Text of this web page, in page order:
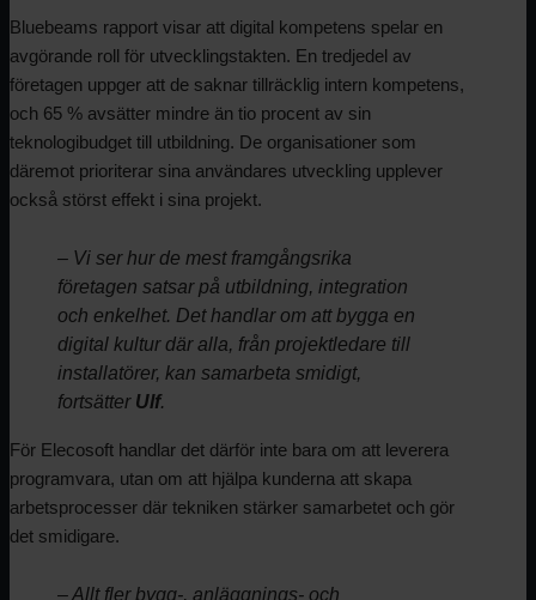
Bluebeams rapport visar att digital kompetens spelar en
avgörande roll för utvecklingstakten. En tredjedel av
företagen uppger att de saknar tillräcklig intern kompetens,
och 65 % avsätter mindre än tio procent av sin
teknologibudget till utbildning. De organisationer som
däremot prioriterar sina användares utveckling upplever
också störst effekt i sina projekt.
– Vi ser hur de mest framgångsrika
företagen satsar på utbildning, integration
och enkelhet. Det handlar om att bygga en
digital kultur där alla, från projektledare till
installatörer, kan samarbeta smidigt,
fortsätter Ulf.
För Elecosoft handlar det därför inte bara om att leverera
programvara, utan om att hjälpa kunderna att skapa
arbetsprocesser där tekniken stärker samarbetet och gör
det smidigare.
– Allt fler bygg-, anläggnings- och